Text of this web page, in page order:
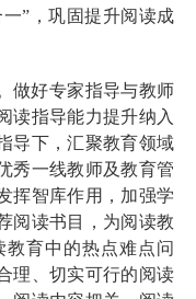
”，巩固提升阅读成
做好专家指导与教师
读指导能力提升纳入
导下，汇聚教育领域
秀一线教师及教育管
挥智库作用，加强学
阅读书目，为阅读教
育中的热点难点问
理、切实可行的阅读